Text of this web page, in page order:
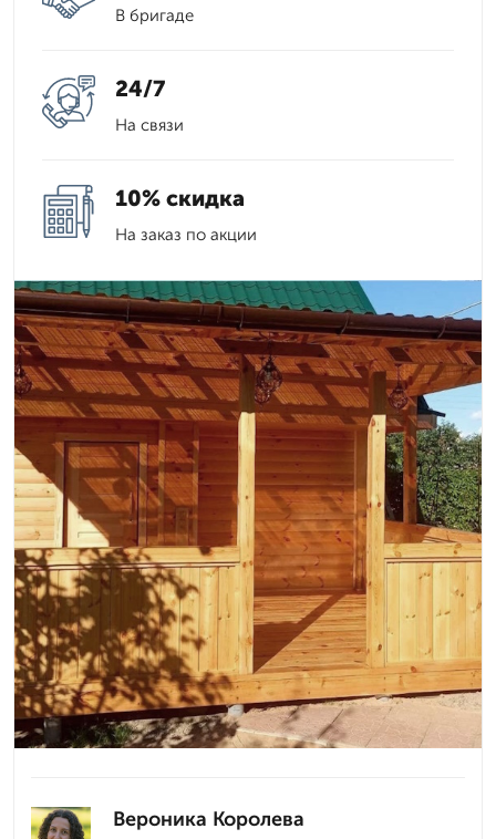
В бригаде
24/7
На связи
10% скидка
На заказ по акции
Вероника Королева